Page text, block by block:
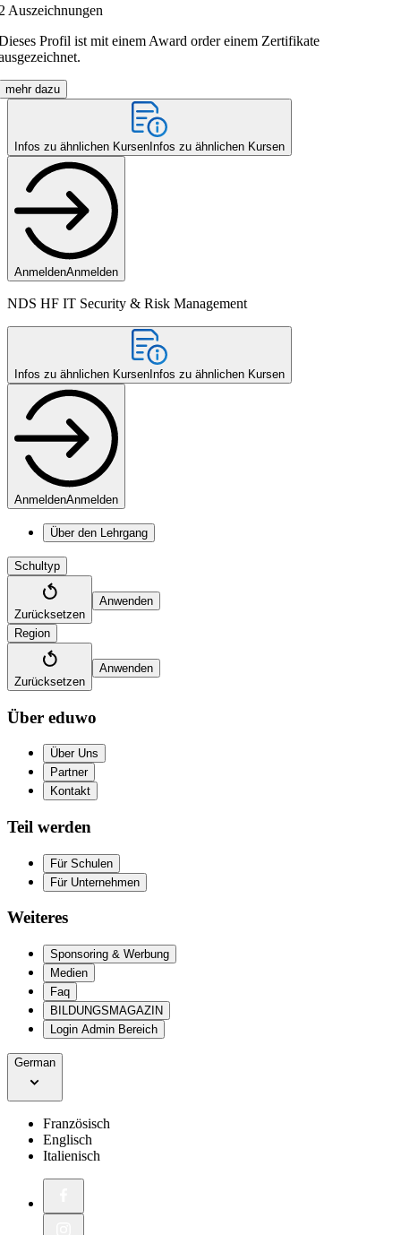
Auszeichnungen
Profil ist mit einem Award order einem Zertifikate
mehr dazu
Infos zu ähnlichen Kursen Infos zu ähnlichen Kursen
AnmeldenAnmelden
NDS HF IT Security & Risk Management
Infos zu ähnlichen Kursen Infos zu ähnlichen Kursen
AnmeldenAnmelden
Über den Lehrgang
Schultyp
Zurücksetzen
Anwenden
Region
Zurücksetzen
Anwenden
Über eduwo
Über Uns
Partner
Kontakt
Teil werden
Für Schulen
Für Unternehmen
Weiteres
Sponsoring & Werbung
Medien
Faq
BILDUNGSMAGAZIN
Login Admin Bereich
German
Französisch
Englisch
Italienisch